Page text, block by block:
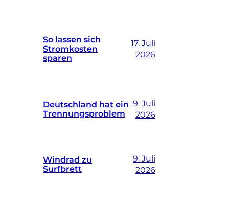
So lassen sich
Stromkosten
sparen
17. Juli
2026
Deutschland hat ein
Trennungsproblem
9. Juli
2026
Windrad zu
Surfbrett
9. Juli
2026